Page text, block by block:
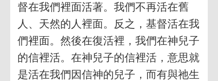
督在我們裡面活著。我們不再活在舊
人、天然的人裡面。反之，基督活在我
們裡面。然後在復活裡，我們在神兒子
的信裡活。在神兒子的信裡活，意思就
是活在我們因信神的兒子，而有與祂生